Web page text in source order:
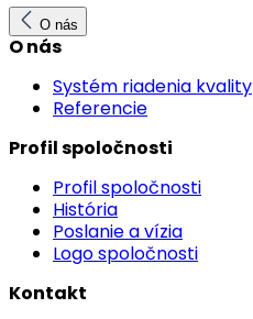
O nás
O nás
Systém riadenia kvality
Referencie
Profil spoločnosti
Profil spoločnosti
História
Poslanie a vízia
Logo spoločnosti
Kontakt